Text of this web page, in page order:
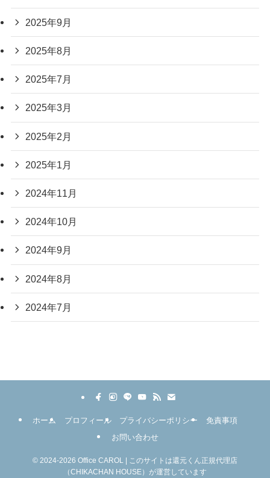
2025年9月
2025年8月
2025年7月
2025年3月
2025年2月
2025年1月
2024年11月
2024年10月
2024年9月
2024年8月
2024年7月
ホーム プロフィール プライバシーポリシー
免責事項
お問い合わせ
© 2024-2026 Office CAROL | このサイトは還元くん正規代理店
（CHIKACHAN HOUSE）が運営しています